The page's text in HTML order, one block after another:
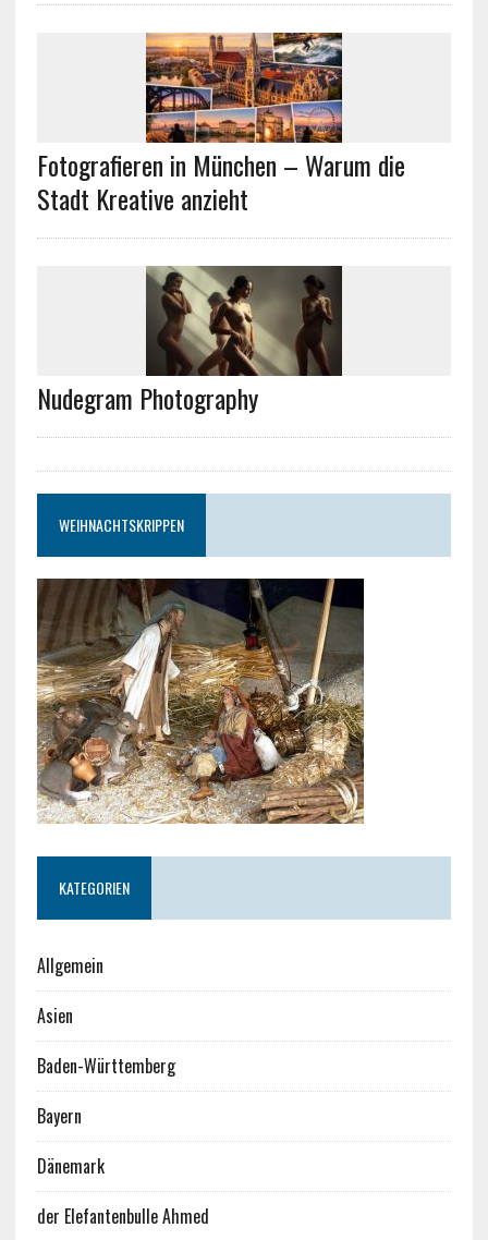
Fotografieren in München – Warum die
Stadt Kreative anzieht
Nudegram Photography
WEIHNACHTSKRIPPEN
KATEGORIEN
Allgemein
Asien
Baden-Württemberg
Bayern
Dänemark
der Elefantenbulle Ahmed